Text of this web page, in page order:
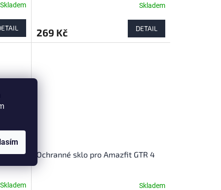
Skladem Skladem
269 Kč DETAIL
T-
Skladem
Ochranné sklo pro Amazfit GTR 4
Skladem